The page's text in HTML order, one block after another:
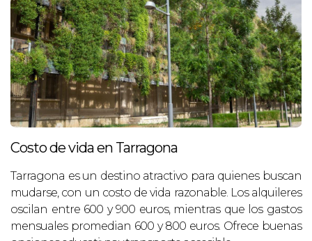
Costo de vida en Tarragona
Tarragona es un destino atractivo para quienes buscan
mudarse, con un costo de vida razonable. Los alquileres
oscilan entre 600 y 900 euros, mientras que los gastos
mensuales promedian 600 y 800 euros. Ofrece buenas